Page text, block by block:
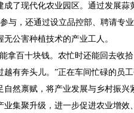
成了现代化农业园区。通过发展蒜
与，还通过设立品控部、聘请专
公害种植技术的产业工人。
百十块钱。农忙时还能回去收拾
有奔头儿。”正在车间忙碌的员工
然禀赋，将产业发展与乡村振兴
业集聚升级，进一步促进农业增效